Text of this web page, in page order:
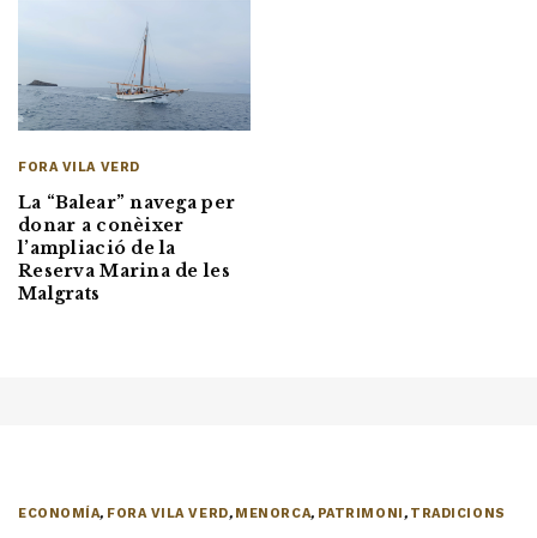
FORA VILA VERD
La “Balear” navega per
donar a conèixer
l’ampliació de la
Reserva Marina de les
Malgrats
ECONOMÍA, FORA VILA VERD, MENORCA, PATRIMONI, TRADICIONS